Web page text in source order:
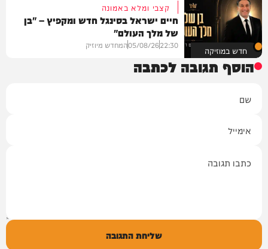
חדש במוזיקה
קצבי ומלא באמונה
חיים ישראל בסינגל חדש ומקפיץ – "בן
של מלך העולם"
22:30
05/08/26המחדש מיוזיק
הוסף תגובה לכתבה
שליחת התגובה